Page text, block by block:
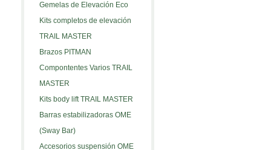
Gemelas de Elevación Eco
Kits completos de elevación
TRAIL MASTER
Brazos PITMAN
Compontentes Varios TRAIL
MASTER
Kits body lift TRAIL MASTER
Barras estabilizadoras OME
(Sway Bar)
Accesorios suspensión OME